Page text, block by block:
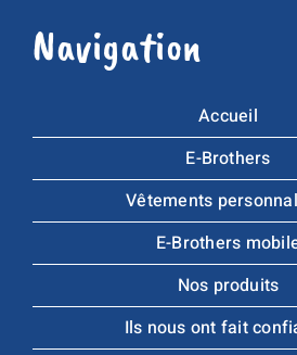
Navigation
Accueil
E-Brothers
Vêtements
E-Brothers
Nos produits
Ils nous ont fait